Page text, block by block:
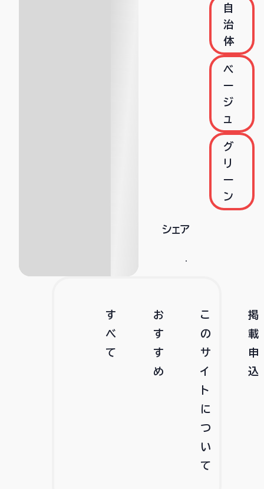
自
治
体
ベ
ー
ジ
ュ
グ
リ
ー
ン
シェア
す
べ
て
お
す
す
め
こ
の
サ
イ
ト
に
つ
い
て
掲
載
申
込